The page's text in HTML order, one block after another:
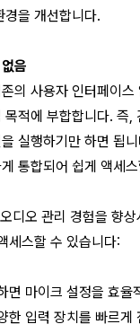
을 개선합니다.
음
의 사용자 인터페이스
적에 부합합니다. 즉,
실행하기만 하면 됩니
통합되어 쉽게 액세
디오 관리 경험을 향상
세스할 수 있습니다:
면 마이크 설정을 효율
한 입력 장치를 빠르게